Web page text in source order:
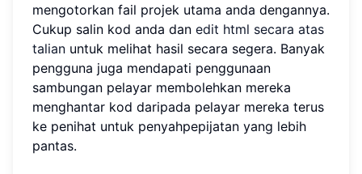
mengotorkan fail projek utama anda dengannya.
Cukup salin kod anda dan edit html secara atas
talian untuk melihat hasil secara segera. Banyak
pengguna juga mendapati penggunaan
sambungan pelayar membolehkan mereka
menghantar kod daripada pelayar mereka terus
ke penihat untuk penyahpepijatan yang lebih
pantas.